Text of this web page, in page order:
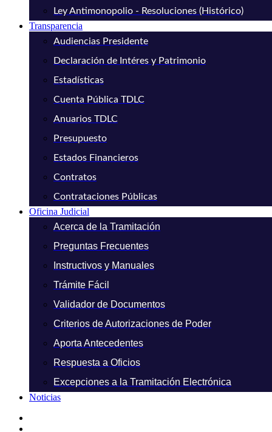
Ley Antimonopolio - Resoluciones (Histórico)
Transparencia
Audiencias Presidente
Declaración de Intéres y Patrimonio
Estadísticas
Cuenta Pública TDLC
Anuarios TDLC
Presupuesto
Estados Financieros
Contratos
Contrataciones Públicas
Oficina Judicial
Acerca de la Tramitación
Preguntas Frecuentes
Instructivos y Manuales
Trámite Fácil
Validador de Documentos
Criterios de Autorizaciones de Poder
Aporta Antecedentes
Respuesta a Oficios
Excepciones a la Tramitación Electrónica
Noticias